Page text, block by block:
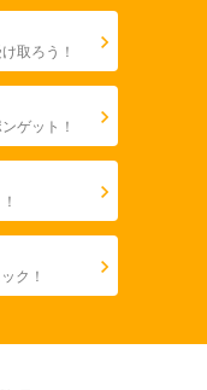
取ろう！
ゲット！
ク！